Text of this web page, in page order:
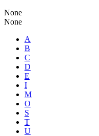
None
None
A
B
C
D
E
I
M
O
S
T
U